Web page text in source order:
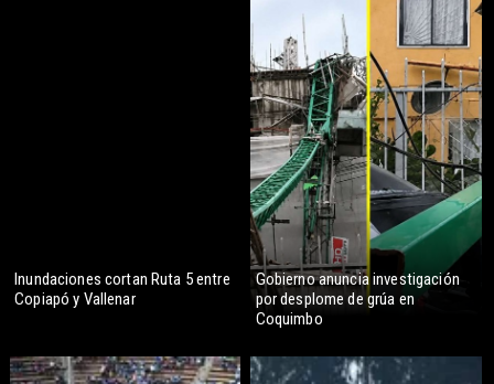
Inundaciones cortan Ruta 5 entre
Copiapó y Vallenar
Gobierno anuncia investigación
por desplome de grúa en
Coquimbo